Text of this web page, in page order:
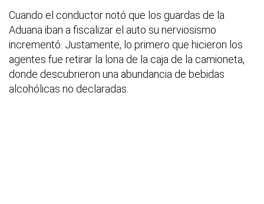
Cuando el conductor notó que los guardas de la
Aduana iban a fiscalizar el auto su nerviosismo
incrementó. Justamente, lo primero que hicieron los
agentes fue retirar la lona de la caja de la camioneta,
donde descubrieron una abundancia de bebidas
alcohólicas no declaradas.